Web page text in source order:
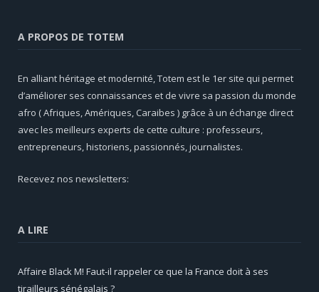
A PROPOS DE TOTEM
En alliant héritage et modernité, Totem est le 1er site qui permet
d’améliorer ses connaissances et de vivre sa passion du monde
afro ( Afriques, Amériques, Caraibes ) grâce à un échange direct
avec les meilleurs experts de cette culture : professeurs,
entrepreneurs, historiens, passionnés, journalistes.
Recevez nos newsletters:
A LIRE
Affaire Black M! Faut-il rappeler ce que la France doit à ses
tirailleurs sénégalais ?